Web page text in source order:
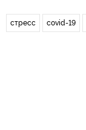
стресс covid-19